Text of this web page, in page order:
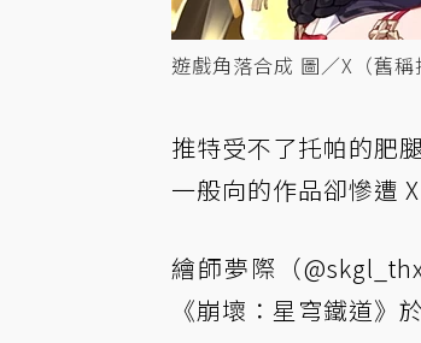
遊戲角落合成 圖／X（舊
推特受不了托帕的肥
一般向的作品卻慘遭
繪師夢際（
《崩壞：星穹鐵道》